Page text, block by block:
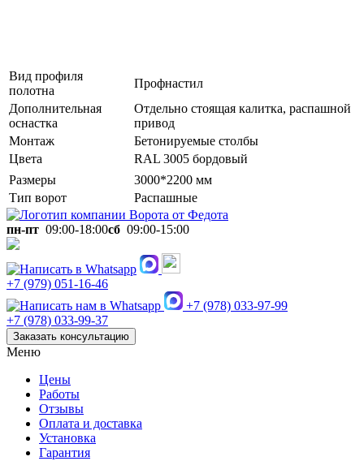
Вид профиля
полотна
Профнастил
Дополнительная
оснастка
Отдельно стоящая калитка, распашной
привод
Монтаж
Бетонируемые столбы
Цвета
RAL 3005 бордовый
Размеры
3000*2200 мм
Тип ворот
Распашные
пн-пт 09:00-18:00сб 09:00-15:00
+7 (979) 051-16-46
+7 (978) 033-97-99
+7 (978) 033-99-37
Заказать консультацию
Меню
Цены
Работы
Отзывы
Оплата и доставка
Установка
Гарантия